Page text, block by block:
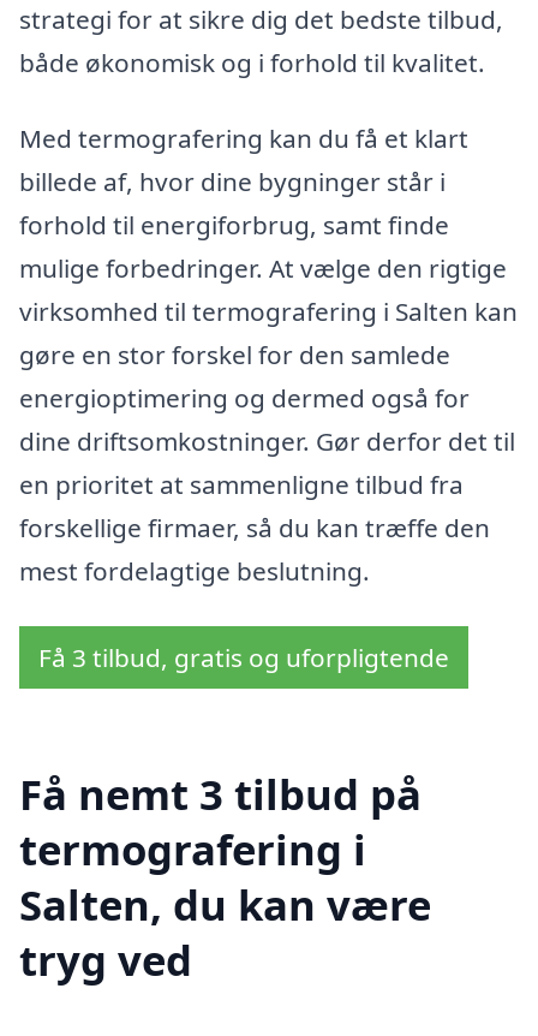
strategi for at sikre dig det bedste tilbud,
både økonomisk og i forhold til kvalitet.
Med termografering kan du få et klart
billede af, hvor dine bygninger står i
forhold til energiforbrug, samt finde
mulige forbedringer. At vælge den rigtige
virksomhed til termografering i Salten kan
gøre en stor forskel for den samlede
energioptimering og dermed også for
dine driftsomkostninger. Gør derfor det til
en prioritet at sammenligne tilbud fra
forskellige firmaer, så du kan træffe den
mest fordelagtige beslutning.
Få 3 tilbud, gratis og uforpligtende
Få nemt 3 tilbud på
termografering i
Salten, du kan være
tryg ved